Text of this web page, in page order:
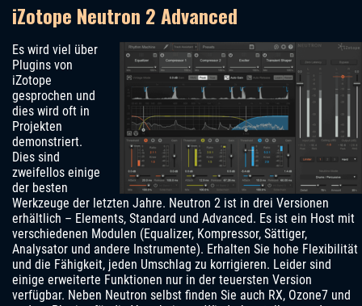
iZotope Neutron 2 Advanced
Es wird viel über
Plugins von
iZotope
gesprochen und
dies wird oft in
Projekten
demonstriert.
Dies sind
zweifellos einige
der besten
Werkzeuge der letzten Jahre. Neutron 2 ist in drei Versionen
erhältlich – Elements, Standard und Advanced. Es ist ein Host mit
verschiedenen Modulen (Equalizer, Kompressor, Sättiger,
Analysator und andere Instrumente). Erhalten Sie hohe Flexibilität
und die Fähigkeit, jeden Umschlag zu korrigieren. Leider sind
einige erweiterte Funktionen nur in der teuersten Version
verfügbar. Neben Neutron selbst finden Sie auch RX, Ozone7 und